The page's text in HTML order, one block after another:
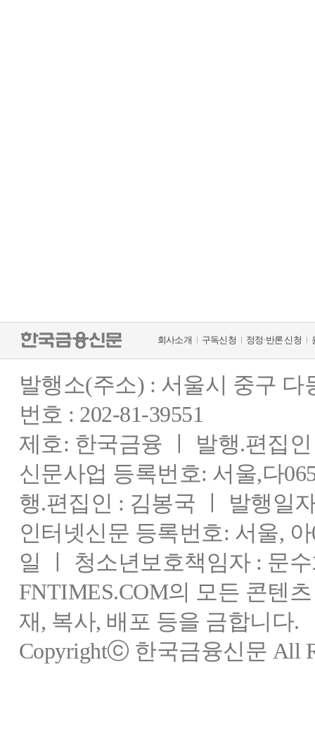
회사소개 구독신청 정정·반론 신청
발행소(주소) : 서울시 중구
번호 : 202-81-39551
제호: 한국금융 ㅣ 발행.편집
신문사업 등록번호: 서울,다
행.편집인 : 김봉국 ㅣ 발행일
인터넷신문 등록번호: 서울,
일 ㅣ 청소년보호책임자 : 문
FNTIMES.COM의 모든 콘텐
재, 복사, 배포 등을 금합니다.
Copyrightⓒ 한국금융신문 All